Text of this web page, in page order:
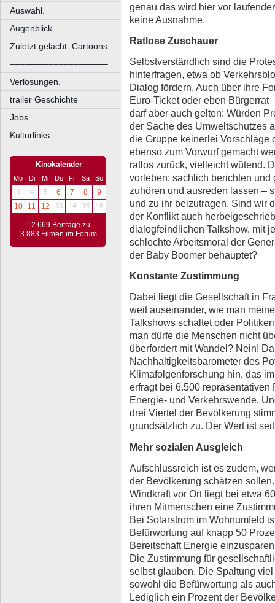
Auswahl.
Augenblick
Zuletzt gelacht: Cartoons.
––––––––––––––––––––
Verlosungen.
trailer Geschichte
Jobs.
Kulturlinks.
Kinokalender
Mo Di Mi Do Fr Sa
So
3
4 5 6 7 8
9
10
11 12 13 14 15 16
12.669 Beiträge zu
3.883 Filmen im Forum
genau das wird hier vor
keine Ausnahme.
Ratlose Zuschauer
Selbstverständlich sind die
hinterfragen, etwa ob
Dialog fördern. Auch über ihre
Euro-Ticket oder eben Bürgerrat
darf aber auch gelten: Würden
der Sache des Umweltschutzes
die Gruppe keinerlei Vorschläge
ebenso zum Vorwurf gemacht
ratlos zurück, vielleicht wütend.
vorleben: sachlich berichten und
zuhören und ausreden lassen –
und zu ihr beizutragen. Sind wir
der Konflikt auch
dialogfeindlichen Talkshow, mit
schlechte Arbeitsmoral der
der Baby Boomer behauptet?
Konstante Zustimmung
Dabei liegt die Gesellschaft in
weit auseinander, wie man
Talkshows schaltet oder
man dürfe die Menschen nicht
überfordert mit Wandel? Nein!
Nachhaltigkeitsbarometer des
Klimafolgenforschung hin, das
erfragt bei 6.500
Energie- und Verkehrswende.
drei Viertel der Bevölkerung
grundsätzlich zu. Der Wert ist
Mehr sozialen Ausgleich
Aufschlussreich ist es zudem,
der Bevölkerung schätzen
Windkraft vor Ort liegt bei etwa
ihren Mitmenschen eine
Bei Solarstrom im Wohnumfeld
Befürwortung auf knapp 50
Bereitschaft Energie
Die Zustimmung für
selbst glauben. Die Spaltung
sowohl die Befürwortung als
Lediglich ein Prozent der